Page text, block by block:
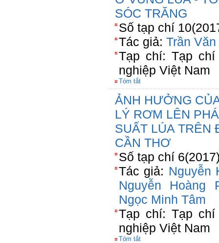
SÓC TRĂNG
Số tạp chí
Tác giả: Trần
Tạp chí: Tạp chí
nghiệp Việt Nam
Tóm tắt
ẢNH HƯỞNG
LÝ RƠM LÊN
SUẤT LÚA TRÊN
CẦN THƠ
Số tạp chí
Tác giả: Nguyễn
Nguyễn Hoàng
Ngọc Minh Tâm
Tạp chí: Tạp chí
nghiệp Việt Nam
Tóm tắt